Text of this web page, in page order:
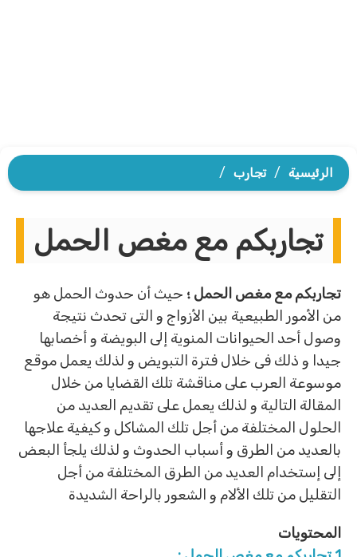
الرئيسية / تجارب /
تجاربكم مع مغص الحمل
تجاربكم مع مغص الحمل ؛ حيث أن حدوث الحمل هو
من الأمور الطبيعية بين الأزواج و التى تحدث نتيجة
وصول أحد الحيوانات المنوية إلى البويضة و أخصابها
جيدا و ذلك فى خلال فترة التبويض و لذلك يعمل موقع
موسوعة العرب على مناقشة تلك القضايا من خلال
المقالة التالية و لذلك يعمل على تقديم العديد من
الحلول المختلفة من أجل تلك المشاكل و كيفية علاجها
بالعديد من الطرق و أسباب الحدوث و لذلك يلجأ البعض
إلى إستخدام العديد من الطرق المختلفة من أجل
التقليل من تلك الألام و الشعور بالراحة الشديدة
المحتويات